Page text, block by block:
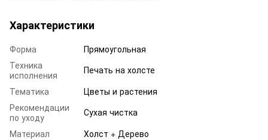
Характеристики
Форма
Прямоугольная
Техника
исполнения
Печать на холсте
Тематика
Цветы и растения
Рекомендации
по уходу
Сухая чистка
Материал
Холст + Дерево